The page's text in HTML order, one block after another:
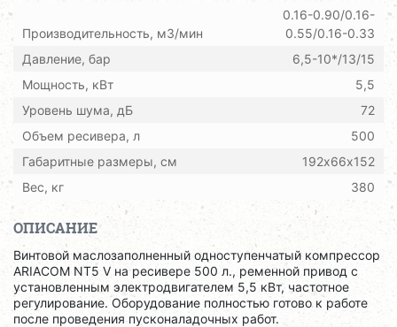
Производительность, м3/мин
0.16-0.90/0.16-
0.55/0.16-0.33
Давление, бар
6,5-10*/13/15
Мощность, кВт
5,5
Уровень шума, дБ
72
Объем ресивера, л
500
Габаритные размеры, см
192х66х152
Вес, кг
380
ОПИСАНИЕ
Винтовой маслозаполненный одноступенчатый компрессор
ARIACOM NT5 V на ресивере 500 л., ременной привод с
установленным электродвигателем 5,5 кВт, частотное
регулирование. Оборудование полностью готово к работе
после проведения пусконаладочных работ.